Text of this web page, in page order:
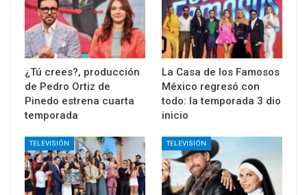
¿Tú crees?, producción
de Pedro Ortiz de
Pinedo estrena cuarta
temporada
La Casa de los Famosos
México regresó con
todo: la temporada 3 dio
inicio
TELEVISIÓN TELEVISIÓN